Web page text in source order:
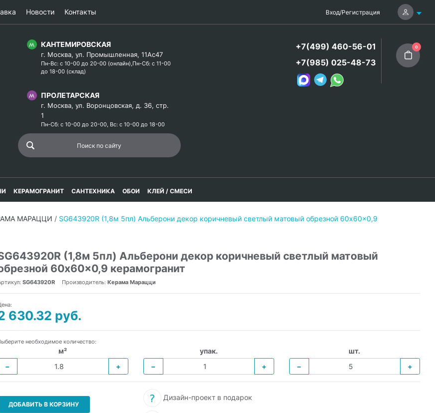
Новости Контакты Вход/Регистрация
КАНТЕМИРОВСКАЯ
г. Москва, ул. Промышленная, 11Ас47
Пн-Вс: с 10-00 до 20-00 (онлайн),Пн-Сб: с 11-00
до 18-00 (склад)
ПРОЛЕТАРСКАЯ
г. Москва, ул. Воронцовская, д. 36, стр.
1
Пн-Сб: с 10-00 до 20-00, Вс: с 10-00 до 18-00
+7(499) 460-56-01
+7(985) 025-48-73
0
КЕРАМОГРАНИТ САНТЕХНИКА ОБОИ КЛЕЙ / СМЕСИ
МАРАЦЦИ / SG643920R (1,8м 5пл) Альберони декор коричневый светлый матовый обрезной 60x60x0,9
(1,8м 5пл) Альберони декор коричневый светлый матовый
60x60x0,9 керамогранит
SG643920R Производитель: Керама Марацци
630.32 руб.
необходимое количество:
м²
−
+
упак.
−
+
шт.
−
+
ДОБАВИТЬ В КОРЗИНУ
Дизайн-проект в подарок